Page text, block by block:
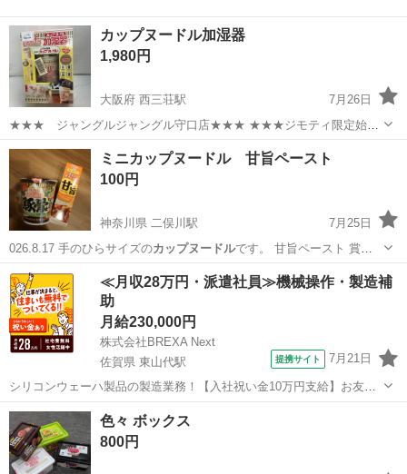
カップヌードル加湿器
1,980円
大阪府 西三荘駅
7月26日
★★★ ジャングルジャングル守口店★★★ ★★★ジモティ限定始め
ました！★★★ 店頭にて【ジモティを見た】と伝えていただきます
と、表示価格から【3%】オフ！ ぜひ店頭にてスタッフまでお伝えく
ださいませ。 ...
大阪 守口市 季節、空調家電
ミニカップヌードル 甘旨ペースト
100円
神奈川県 二俣川駅
7月25日
026.8.17 手のひらサイズのカップヌードルです。 甘旨ペースト 賞味
期限 …
神奈川 横浜市 二俣川駅 食品
≪月収28万円・派遣社員≫機械操作・製造補
助
月給230,000円
株式会社BREXA Next
佐賀県 東山代駅
提携サイト 7月21日
シリコンウェーハ製品の製造業務！【入社祝い金10万円支給】お友達
やカップルとの応募OK◎年間休日129日＆休出なしでプライベート充
実♪業務はクリーンルームで快適作業◎自社正社員登用制度あり★1食
300円～の格安食堂あり！《佐...
佐賀 伊万里市 東山代駅
色々 ボックス
800円